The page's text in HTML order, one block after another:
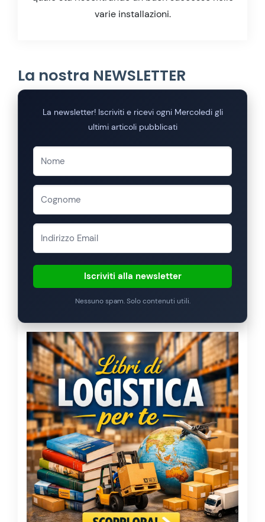
varie installazioni.
La nostra NEWSLETTER
La newsletter! Iscriviti e ricevi ogni Mercoledi gli
ultimi articoli pubblicati
Iscriviti alla newsletter
Nessuno spam. Solo contenuti utili.